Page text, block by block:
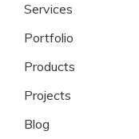
Services
Portfolio
Products
Projects
Blog